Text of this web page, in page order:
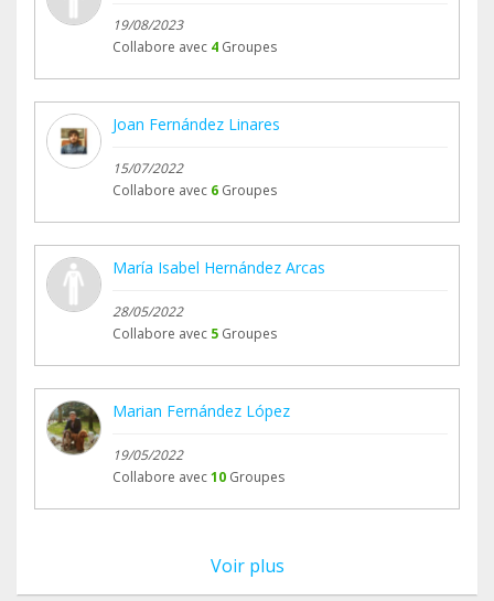
19/08/2023
Collabore avec 4 Groupes
Joan Fernández Linares
15/07/2022
Collabore avec 6 Groupes
María Isabel Hernández Arcas
28/05/2022
Collabore avec 5 Groupes
Marian Fernández López
19/05/2022
Collabore avec10 Groupes
Voir plus